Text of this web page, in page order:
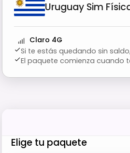
Uruguay Sim
Claro 4G
Si te estás quedando sin
El paquete comienza cuando
Elige tu paquete